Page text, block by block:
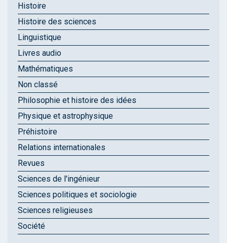
Histoire
Histoire des sciences
Linguistique
Livres audio
Mathématiques
Non classé
Philosophie et histoire des idées
Physique et astrophysique
Préhistoire
Relations internationales
Revues
Sciences de l'ingénieur
Sciences politiques et sociologie
Sciences religieuses
Société